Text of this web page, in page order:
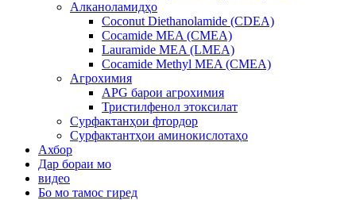
Алканоламидҳо
Coconut Diethanolamide (CDEA)
Cocamide MEA (CMEA)
Lauramide MEA (LMEA)
Cocamide Methyl MEA (CMEA)
Агрохимия
APG барои агрохимия
Тристилфенол этоксилат
Сурфактанҳои фтордор
Сурфактантҳои аминокислотаҳо
Ахбор
Дар бораи мо
видео
Бо мо тамос гиред